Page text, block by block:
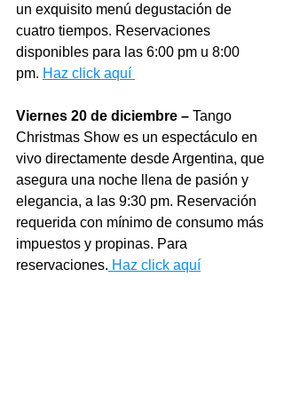
un exquisito menú degustación de
cuatro tiempos. Reservaciones
disponibles para las 6:00 pm u 8:00
pm. Haz click aquí
Viernes 20 de diciembre – Tango
Christmas Show es un espectáculo en
vivo directamente desde Argentina, que
asegura una noche llena de pasión y
elegancia, a las 9:30 pm. Reservación
requerida con mínimo de consumo más
impuestos y propinas. Para
reservaciones. Haz click aquí